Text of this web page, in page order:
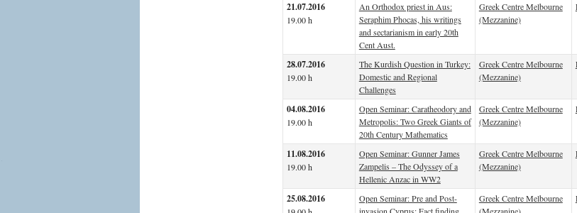
21.07.2016
19.00 h
An Orthodox priest in Aus:
Seraphim Phocas, his writings
and sectarianism in early 20th
Cent Aust.
Greek Centre Melbourne
(Mezzanine)
28.07.2016
19.00 h
The Kurdish Question in Turkey:
Domestic and Regional
Challenges
Greek Centre Melbourne
(Mezzanine)
04.08.2016
19.00 h
Open Seminar: Caratheodory and
Metropolis: Two Greek Giants of
20th Century Mathematics
Greek Centre Melbourne
(Mezzanine)
11.08.2016
19.00 h
Open Seminar: Gunner James
Zampelis – The Odyssey of a
Hellenic Anzac in WW2
Greek Centre Melbourne
(Mezzanine)
25.08.2016
Open Seminar: Pre and Post-
Greek Centre Melbourne